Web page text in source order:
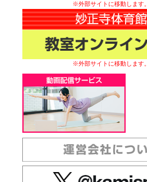
※外部サイトに移動します。
※外部サイトに移動します。